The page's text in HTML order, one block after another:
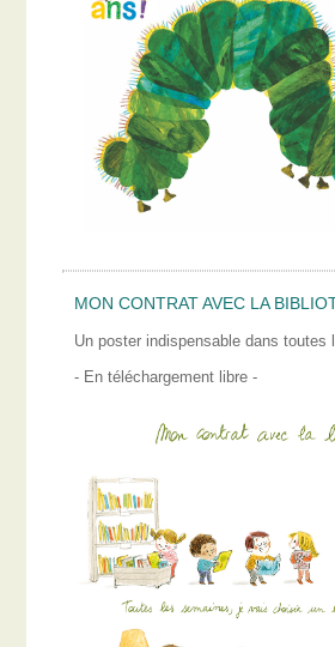
MON CONTRAT AVEC LA
Un poster indispensable dans
- En téléchargement libre -